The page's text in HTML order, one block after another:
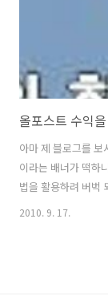
올포스트 수익
아마 제 블로그를
이라는 배너가 떡하
법을 활용하려 버벅
2010. 9. 17.